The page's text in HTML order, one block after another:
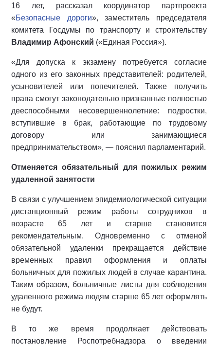
16 лет, рассказал координатор партпроекта
«Безопасные дороги», заместитель председателя
комитета Госдумы по транспорту и строительству
Владимир Афонский («Единая Россия»).
«Для допуска к экзамену потребуется согласие
одного из его законных представителей: родителей,
усыновителей или попечителей. Также получить
права смогут законодательно признанные полностью
дееспособными несовершеннолетние: подростки,
вступившие в брак, работающие по трудовому
договору или занимающиеся
предпринимательством», — пояснил парламентарий.
Отменяется обязательный для пожилых режим
удаленной занятости
В связи с улучшением эпидемиологической ситуации
дистанционный режим работы сотрудников в
возрасте 65 лет и старше становится
рекомендательным. Одновременно с отменой
обязательной удаленки прекращается действие
временных правил оформления и оплаты
больничных для пожилых людей в случае карантина.
Таким образом, больничные листы для соблюдения
удаленного режима людям старше 65 лет оформлять
не будут.
В то же время продолжает действовать
постановление Роспотребнадзора о введении